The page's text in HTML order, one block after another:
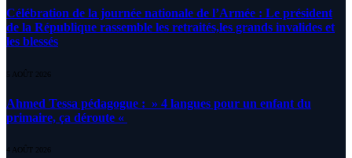
Célébration de la journée nationale de l’Armée : Le président
de la République rassemble les retraités,les grands invalides et
les blessés
5 AOÛT 2026
Ahmed Tessa pédagogue : » 4 langues pour un enfant du
primaire, ça déroute «
4 AOÛT 2026